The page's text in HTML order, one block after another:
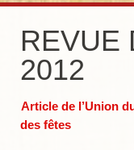
NOUS CONTACTER
COURRIEL
COURRIER –
REVUE
2012
Article de l’Union
des fêtes